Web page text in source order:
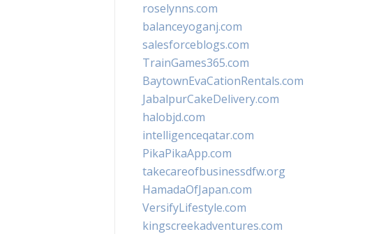
roselynns.com
balanceyoganj.com
salesforceblogs.com
TrainGames365.com
BaytownEvaCationRentals.com
JabalpurCakeDelivery.com
halobjd.com
intelligenceqatar.com
PikaPikaApp.com
takecareofbusinessdfw.org
HamadaOfJapan.com
VersifyLifestyle.com
kingscreekadventures.com